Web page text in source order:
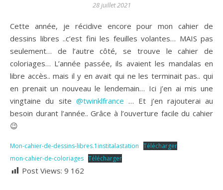
28 juillet 2021
Cette année, je récidive encore pour mon cahier de
dessins libres ..c’est fini les feuilles volantes… MAIS pas
seulement… de l’autre côté, se trouve le cahier de
coloriages… L’année passée, ils avaient les mandalas en
libre accès.. mais il y en avait qui ne les terminait pas.. qui
en prenait un nouveau le lendemain… Ici j’en ai mis une
vingtaine du site @twinklfrance … Et j’en rajouterai au
besoin durant l’année.. Grâce à l’ouverture facile du cahier
😉
Mon-cahier-de-dessins-libres.1institalastation Télécharger
mon-cahier-de-coloriages Télécharger
Post Views: 9 162